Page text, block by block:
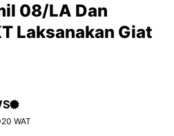
08/LA Dan
Laksanakan Giat
WAT